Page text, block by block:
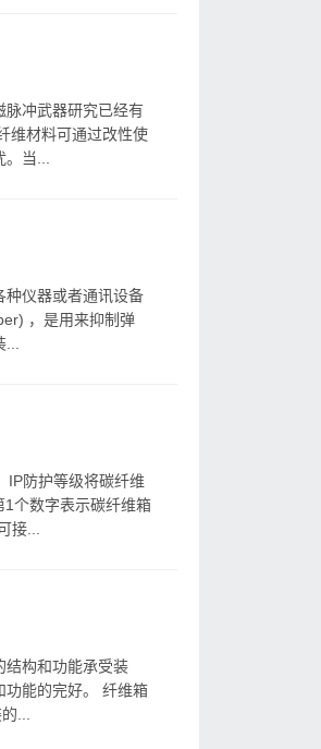
脉冲武器研究已经有
维材料可通过改性使
当...
种仪器或者通讯设备
，是用来抑制弹
IP防护等级将碳纤维
个数字表示碳纤维箱
接...
结构和功能承受装
功能的完好。 纤维箱
...